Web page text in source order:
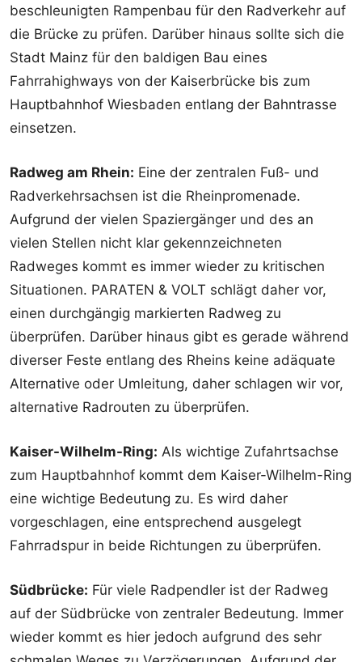
beschleunigten Rampenbau für den Radverkehr auf
die Brücke zu prüfen. Darüber hinaus sollte sich die
Stadt Mainz für den baldigen Bau eines
Fahrrahighways von der Kaiserbrücke bis zum
Hauptbahnhof Wiesbaden entlang der Bahntrasse
einsetzen.
Radweg am Rhein: Eine der zentralen Fuß- und
Radverkehrsachsen ist die Rheinpromenade.
Aufgrund der vielen Spaziergänger und des an
vielen Stellen nicht klar gekennzeichneten
Radweges kommt es immer wieder zu kritischen
Situationen. PARATEN & VOLT schlägt daher vor,
einen durchgängig markierten Radweg zu
überprüfen. Darüber hinaus gibt es gerade während
diverser Feste entlang des Rheins keine adäquate
Alternative oder Umleitung, daher schlagen wir vor,
alternative Radrouten zu überprüfen.
Kaiser-Wilhelm-Ring: Als wichtige Zufahrtsachse
zum Hauptbahnhof kommt dem Kaiser-Wilhelm-Ring
eine wichtige Bedeutung zu. Es wird daher
vorgeschlagen, eine entsprechend ausgelegt
Fahrradspur in beide Richtungen zu überprüfen.
Südbrücke: Für viele Radpendler ist der Radweg
auf der Südbrücke von zentraler Bedeutung. Immer
wieder kommt es hier jedoch aufgrund des sehr